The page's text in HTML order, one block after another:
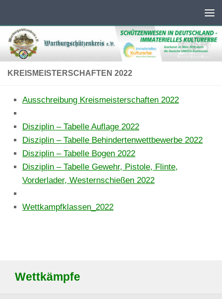
KREISMEISTERSCHAFTEN 2022
Ausschreibung Kreismeisterschaften 2022
Disziplin – Tabelle Auflage 2022
Disziplin – Tabelle Behindertenwettbewerbe 2022
Disziplin – Tabelle Bogen 2022
Disziplin – Tabelle Gewehr, Pistole, Flinte,
Vorderlader, Westernschießen 2022
Wettkampfklassen_2022
Wettkämpfe